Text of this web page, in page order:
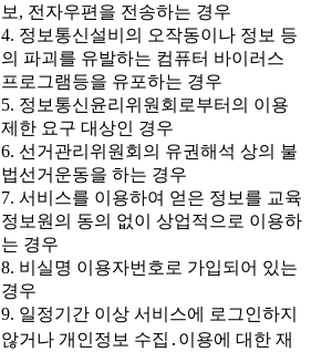
보, 전자우편을 전송하는 경우
4. 정보통신설비의 오작동이나 정보 등
의 파괴를 유발하는 컴퓨터 바이러스
프로그램등을 유포하는 경우
5. 정보통신윤리위원회로부터의 이용
제한 요구 대상인 경우
6. 선거관리위원회의 유권해석 상의 불
법선거운동을 하는 경우
7. 서비스를 이용하여 얻은 정보를 교육
정보원의 동의 없이 상업적으로 이용하
는 경우
8. 비실명 이용자번호로 가입되어 있는
경우
9. 일정기간 이상 서비스에 로그인하지
않거나 개인정보 수집․이용에 대한 재